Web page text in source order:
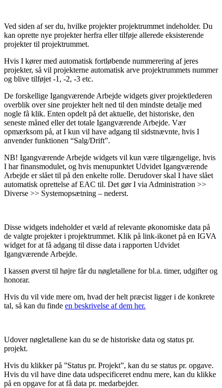
Ved siden af ser du, hvilke projekter projektrummet indeholder. Du
kan oprette nye projekter herfra eller tilføje allerede eksisterende
projekter til projektrummet.
Hvis I kører med automatisk fortløbende nummerering af jeres
projekter, så vil projekterne automatisk arve projektrummets nummer
og blive tilføjet -1, -2, -3 etc.
De forskellige Igangværende Arbejde widgets giver projektlederen
overblik over sine projekter helt ned til den mindste detalje med
nogle få klik. Enten opdelt på det aktuelle, det historiske, den
seneste måned eller det totale Igangværende Arbejde. Vær
opmærksom på, at I kun vil have adgang til sidstnævnte, hvis I
anvender funktionen “Salg/Drift”.
NB! Igangværende Arbejde widgets vil kun være tilgængelige, hvis
I har finansmodulet, og hvis menupunktet Udvidet Igangværende
Arbejde er slået til på den enkelte rolle. Derudover skal I have slået
automatisk oprettelse af EAC til. Det gør I via Administration >>
Diverse >> Systemopsætning – nederst.
Disse widgets indeholder et væld af relevante økonomiske data på
de valgte projekter i projektrummet. Klik på link-ikonet på en IGVA
widget for at få adgang til disse data i rapporten Udvidet
Igangværende Arbejde.
I kassen øverst til højre får du nøgletallene for bl.a. timer, udgifter og
honorar.
Hvis du vil vide mere om, hvad der helt præcist ligger i de konkrete
tal, så kan du finde en beskrivelse af dem her.
Udover nøgletallene kan du se de historiske data og status pr.
projekt.
Hvis du klikker på ”Status pr. Projekt”, kan du se status pr. opgave.
Hvis du vil have dine data udspecificeret endnu mere, kan du klikke
på en opgave for at få data pr. medarbejder.